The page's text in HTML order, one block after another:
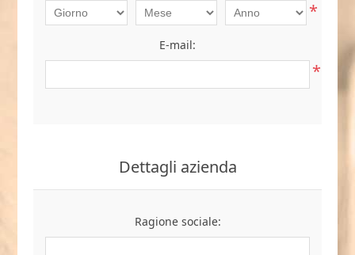
*
E-mail:
*
Dettagli azienda
Ragione sociale: